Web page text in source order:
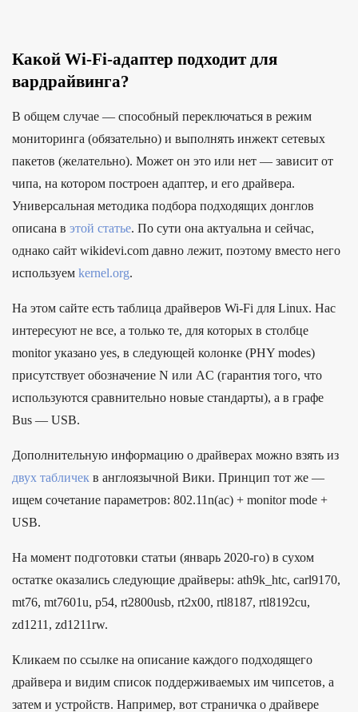
Какой Wi-Fi-адаптер подходит для
вардрайвинга?
В общем случае — способный переключаться в режим
мониторинга (обязательно) и выполнять инжект сетевых
пакетов (желательно). Может он это или нет — зависит от
чипа, на котором построен адаптер, и его драйвера.
Универсальная методика подбора подходящих донглов
описана в этой статье. По сути она актуальна и сейчас,
однако сайт wikidevi.com давно лежит, поэтому вместо него
используем kernel.org.
На этом сайте есть таблица драйверов Wi-Fi для Linux. Нас
интересуют не все, а только те, для которых в столбце
monitor указано yes, в следующей колонке (PHY modes)
присутствует обозначение N или AC (гарантия того, что
используются сравнительно новые стандарты), а в графе
Bus — USB.
Дополнительную информацию о драйверах можно взять из
двух табличек в англоязычной Вики. Принцип тот же —
ищем сочетание параметров: 802.11n(ac) + monitor mode +
USB.
На момент подготовки статьи (январь 2020-го) в сухом
остатке оказались следующие драйверы: ath9k_htc, carl9170,
mt76, mt7601u, p54, rt2800usb, rt2x00, rtl8187, rtl8192cu,
zd1211, zd1211rw.
Кликаем по ссылке на описание каждого подходящего
драйвера и видим список поддерживаемых им чипсетов, а
затем и устройств. Например, вот страничка о драйвере